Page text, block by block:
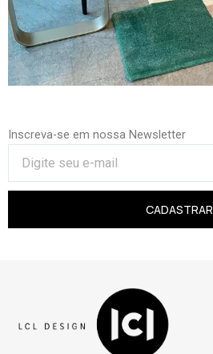
Inscreva-se em nossa Newsletter
CADASTRAR